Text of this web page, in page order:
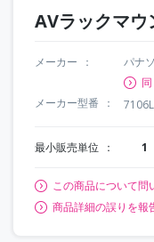
AVラックマ
メーカー
パナ
メーカー型番
最小販売単位 1
この商品について問
商品詳細の誤りを報